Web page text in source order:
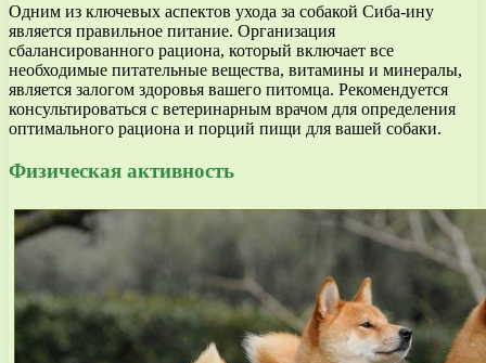
Одним из ключевых аспектов ухода за собакой Сиба-ину
является правильное питание. Организация
сбалансированного рациона, который включает все
необходимые питательные вещества, витамины и минералы,
является залогом здоровья вашего питомца. Рекомендуется
консультироваться с ветеринарным врачом для определения
оптимального рациона и порций пищи для вашей собаки.
Физическая активность